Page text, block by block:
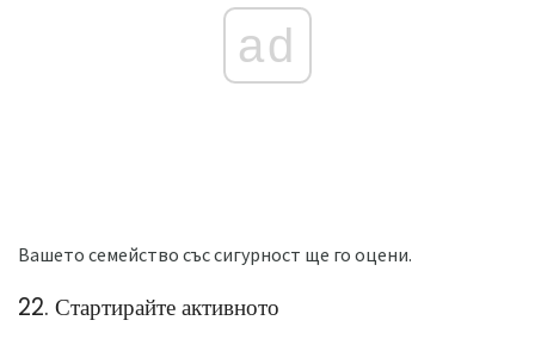
ad
Вашето семейство със сигурност ще го оцени.
22. Стартирайте активното